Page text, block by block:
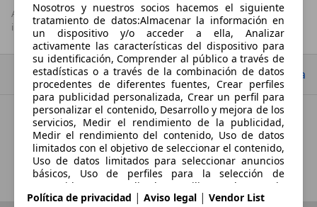
AutoScout24 S.A.U no se hace responsable de la exactitud de la
información.
Ir arriba
Hinterbauer Autohaus GmbH
Valoraciones
Datos de empresa
Nosotros y nuestros socios hacemos el siguiente
tratamiento de datos:Almacenar la información en
un dispositivo y/o acceder a ella, Analizar
activamente las características del dispositivo para
su identificación, Comprender al público a través de
estadísticas o a través de la combinación de datos
procedentes de diferentes fuentes, Crear perfiles
para publicidad personalizada, Crear un perfil para
personalizar el contenido, Desarrollo y mejora de los
servicios, Medir el rendimiento de la publicidad,
Medir el rendimiento del contenido, Uso de datos
limitados con el objetivo de seleccionar el contenido,
Uso de datos limitados para seleccionar anuncios
básicos, Uso de perfiles para la selección de
contenido personalizado, Utilizar datos de
localización geográfica precisa, Utilizar perfiles para
Política de privacidad | Aviso legal | Vendor List